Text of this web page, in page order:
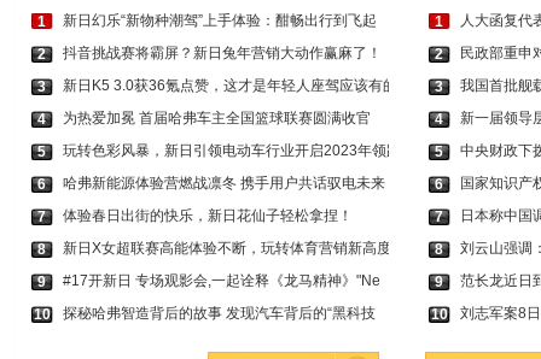
1
新日幻乐“新物种潮驾”上手体验：酣畅出行到飞起
2
抖音挑战赛将霸屏？新日兔年营销大动作赢麻了！
3
新日K5 3.0获36氪点赞，这才是年轻人座驾应该有的
4
为热爱加冕 首届哈弗车主全国篮球联赛圆满收官
5
玩转色彩风暴，新日引领电动车行业开启2023年领跑
6
哈弗新能源体验营燃战凛冬 携手用户共话驭电未来
7
体验春日出街的快乐，新日花仙子轻松拿捏！
8
新日X女超联赛高能体验不断，玩转体育营销新高度
9
#17开新日 专场观影会,一起诠释《龙马精神》"Ne
10
探秘哈弗智造背后的故事 发现汽车背后的“黑科技
1
人大函复代
2
民政部重申
3
我国首批舰
4
新一届领导
5
中央财政下
6
国家知识产
7
日本称中国
8
刘云山强调
9
范长龙近日
10
刘志军案8